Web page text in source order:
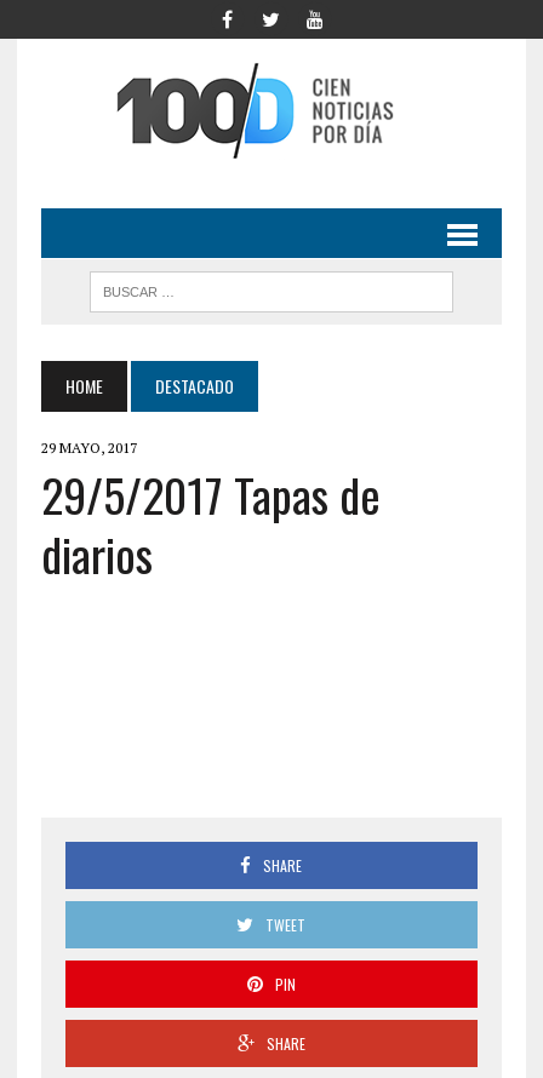
HOME DESTACADO
29 MAYO, 2017
29/5/2017 Tapas de
diarios
SHARE
TWEET
PIN
SHARE